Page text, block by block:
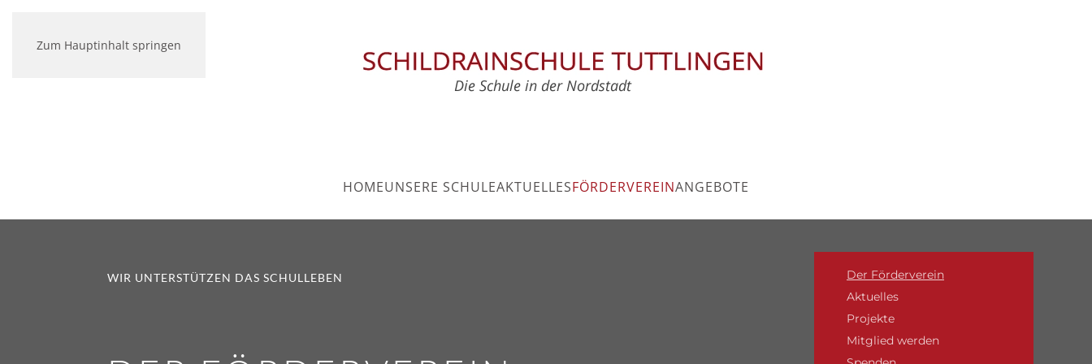
Zum Hauptinhalt springen
HOMEUNSERE SCHULEAKTUELLESFÖRDERVEREINANGEBOTE
WIR UNTERSTÜTZEN DAS SCHULLEBEN
Der Förderverein
Aktuelles
Projekte
Mitglied werden